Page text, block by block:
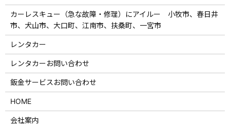
カーレスキュー（急な故障・修理）にアイルー 小牧市、春日井
市、犬山市、大口町、江南市、扶桑町、一宮市
レンタカー
レンタカーお問い合わせ
鈑金サービスお問い合わせ
HOME
会社案内